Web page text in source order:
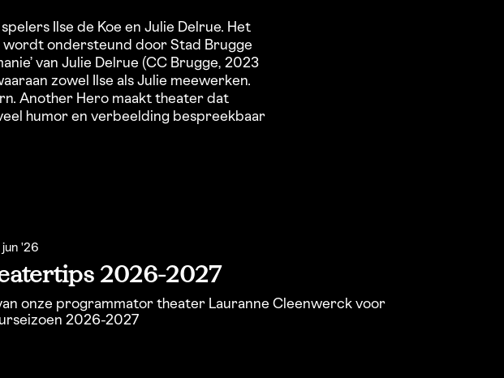
Ilse de Koe en Julie Delrue. Het
wordt ondersteund door Stad Brugge
van Julie Delrue (CC Brugge, 2023
zowel Ilse als Julie meewerken.
Another Hero maakt theater dat
humor en verbeelding bespreekbaar
'26
2026-2027
onze programmator theater Lauranne Cleenwerck voor
2026-2027